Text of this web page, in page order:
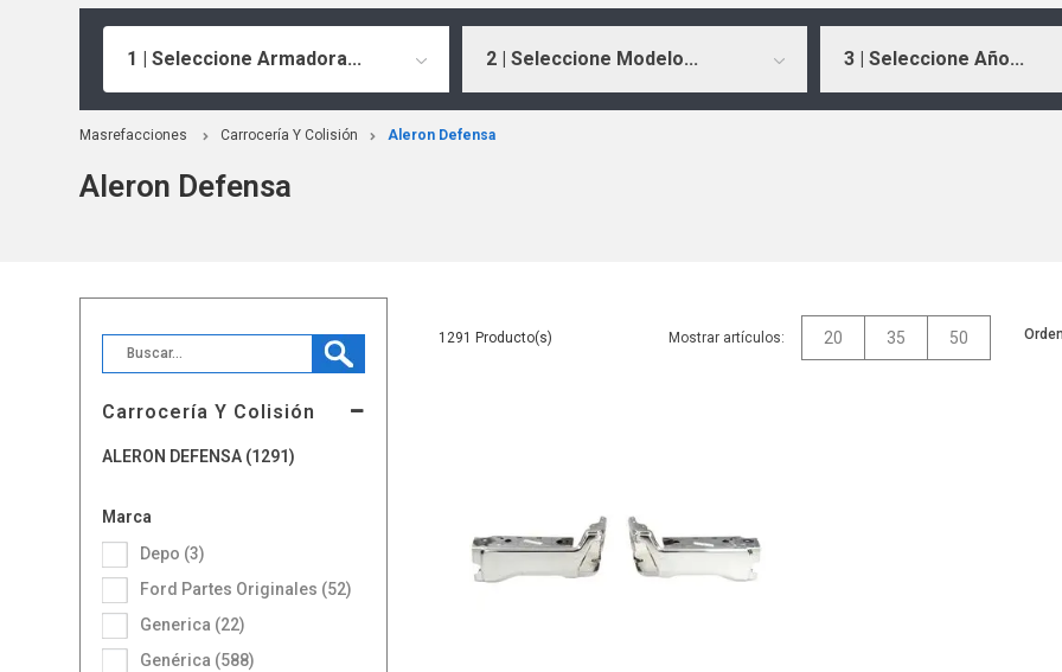
1 | Seleccione Armadora... 2 | Seleccione Modelo... 3 | Seleccione Año...
Masrefacciones Carrocería Y Colisión Aleron Defensa
Aleron Defensa
Carrocería Y Colisión
ALERON DEFENSA (1291)
Marca
Depo (3)
Ford Partes Originales (52)
Generica (22)
Genérica (588)
1291 Mostrar artículos: 20 35 50